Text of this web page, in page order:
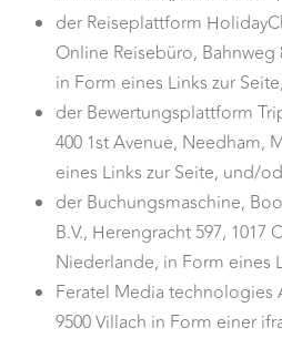
der Reiseplattform
Online Reisebüro,
in Form eines Links zur
der Bewertungsplattform
400 1st Avenue, Needham,
eines Links zur Seite, und/
der Buchungsmaschine,
B.V., Herengracht 597, 1017
Niederlande, in Form eines
Feratel Media technologies
9500 Villach in Form einer